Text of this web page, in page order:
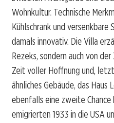
Wohnkultur. Technische
Kühlschrank und
damals innovativ. Die Villa
Rezeks, sondern auch von
Zeit voller Hoffnung und,
ähnliches Gebäude, das
ebenfalls eine zweite Chance
emigrierten 1933 in die USA